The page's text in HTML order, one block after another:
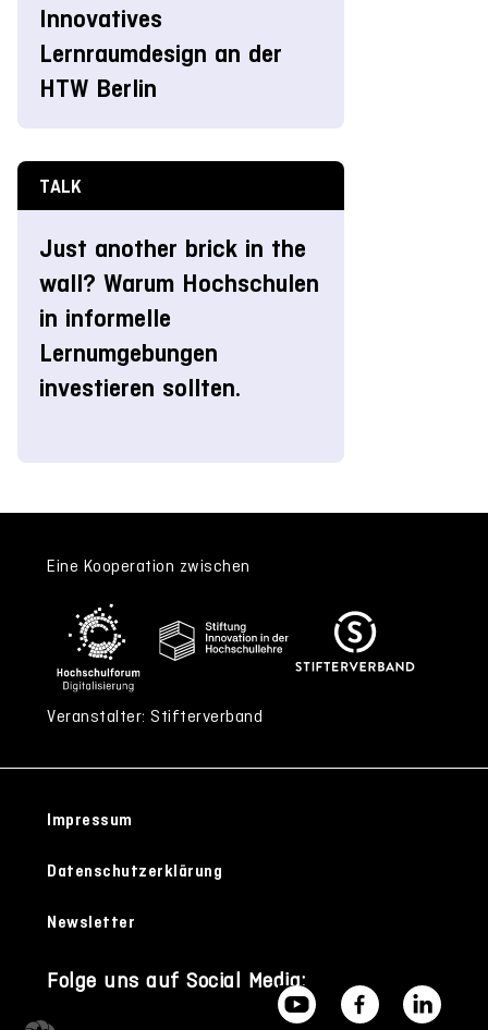
Innovatives
Lernraumdesign an der
HTW Berlin
TALK
Just another brick in the
wall? Warum Hochschulen
in informelle
Lernumgebungen
investieren sollten.
Eine Kooperation zwischen
Veranstalter: Stifterverband
Impressum
Datenschutzerklärung
Newsletter
Folge uns auf Social Media: